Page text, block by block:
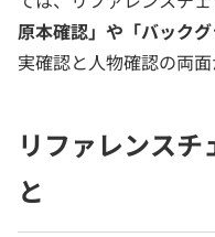
原本確認」や「バック
実確認と人物確認の両
リファレンス
と